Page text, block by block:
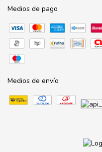
Medios de pago
Medios de envío